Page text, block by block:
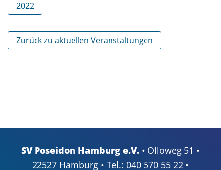
2022
Zurück zu aktuellen Veranstaltungen
SV Poseidon Hamburg e.V. • Olloweg 51 •
22527 Hamburg • Tel.: 040 570 55 22 •